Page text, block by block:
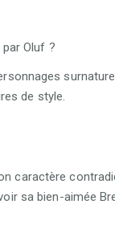
Oluf ?
de style.
caractère
sa bien-aimée